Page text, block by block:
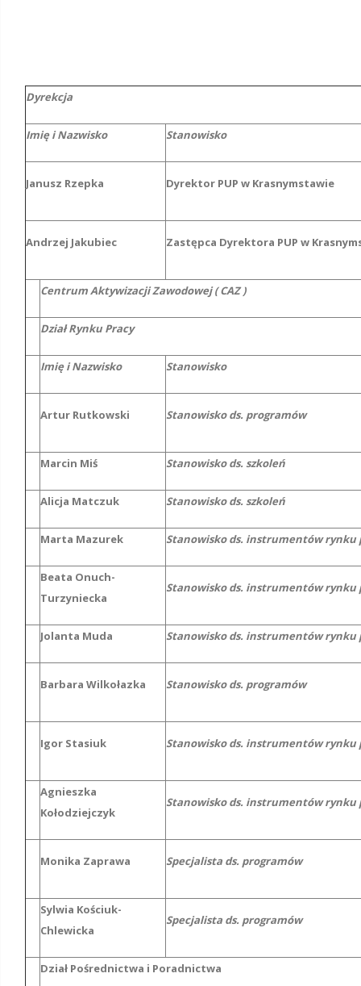
Dyrekcja
Imię i Nazwisko Stanowisko
Janusz Rzepka Dyrektor PUP w Krasnymstawie
Andrzej Jakubiec Zastępca Dyrektora PUP w
Centrum Aktywizacji Zawodowej ( CAZ )
Dział Rynku Pracy
Imię i Nazwisko Stanowisko
Artur Rutkowski Stanowisko ds. programów
Marcin Miś Stanowisko ds. szkoleń
Alicja Matczuk Stanowisko ds. szkoleń
Marta Mazurek Stanowisko ds. instrumentów rynku
Beata Onuch-
Turzyniecka
Stanowisko ds. instrumentów rynku
Jolanta Muda Stanowisko ds. instrumentów rynku
Barbara Wilkołazka Stanowisko ds. programów
Igor Stasiuk Stanowisko ds. instrumentów rynku
Agnieszka
Kołodziejczyk
Stanowisko ds. instrumentów rynku
Monika Zaprawa Specjalista ds. programów
Sylwia Kościuk-
Chlewicka
Specjalista ds. programów
Dział Pośrednictwa i Poradnictwa